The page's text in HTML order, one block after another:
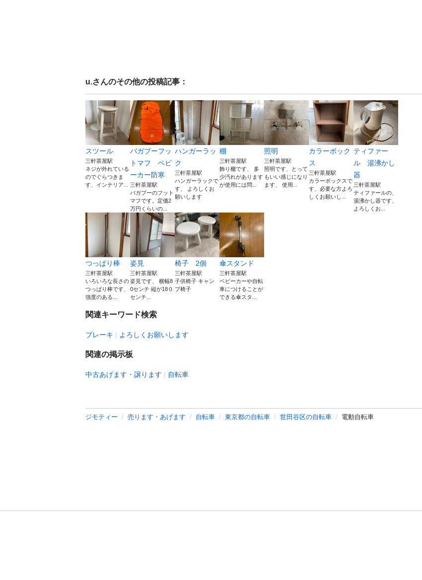
u.さんのその他の投稿記事：
スツール
三軒茶屋駅
ネジが外れている
のでぐらつきま
す、インテリア...
バガブーフッ
トマフ ベビ
ーカー防寒
三軒茶屋駅
バガブーのフット
マフです。定価2
万円くらいの...
ハンガーラッ
ク
三軒茶屋駅
ハンガーラックで
す、 よろしくお
願いします
棚
三軒茶屋駅
飾り棚です、 多
少汚れがあります
が使用には問...
照明
三軒茶屋駅
照明です、とって
もいい感じになり
ます、 使用...
カラーボック
ス
三軒茶屋駅
カラーボックスで
す、必要な方よろ
しくお願いし...
ティファー
ル 湯沸かし
器
三軒茶屋駅
ティファールの、
湯沸かし器です、
よろしくお...
つっぱり棒
三軒茶屋駅
いろいろな長さの
つっぱり棒です、
強度のある...
姿見
三軒茶屋駅
姿見です、 横幅8
0センチ 縦が18０
センチ...
椅子 2個
三軒茶屋駅
子供椅子 キャン
プ椅子
傘スタンド
三軒茶屋駅
ベビーカーや自転
車につけることが
できる傘スタ...
関連キーワード検索
ブレーキ よろしくお願いします
関連の掲示板
中古あげます・譲ります 自転車
ジモティー 売ります・あげます 自転車 東京都の自転車 世田谷区の自転車 電動自転車